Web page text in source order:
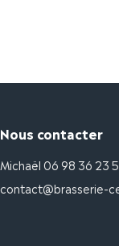
Nous contacter
Michaël 06 98 36 23
contact@brasserie-